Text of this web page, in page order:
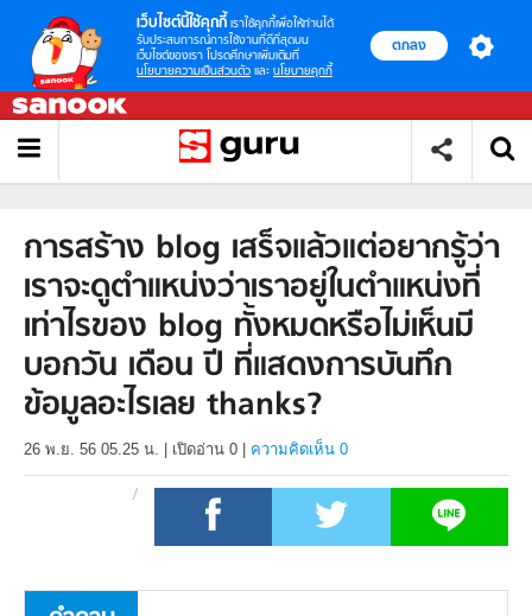
เว็บไซต์นี้ใช้คุกกี้ เราใช้คุกกี้เพื่อให้ท่านได้
รับประสบการณ์การใช้งานที่ดีที่สุดบน
เว็บไซต์ของเรา โปรดศึกษาเพิ่มเติมที่
นโยบายความเป็นส่วนตัว และ นโยบายคุกกี้
ตกลง
การสร้าง blog เสร็จแล้วแต่อยากรู้ว่า
เราจะดูตำแหน่งว่าเราอยู่ในตำแหน่งที่
เท่าไรของ blog ทั้งหมดหรือไม่เห็นมี
บอกวัน เดือน ปี ที่แสดงการบันทึก
ข้อมูลอะไรเลย thanks?
26 พ.ย. 56 05.25 น. เปิดอ่าน 0 ความคิดเห็น 0